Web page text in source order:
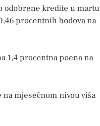
odobrene kredite u martu
procentnih bodova na
1,4 procentna poena na
mjesečnom nivou viša